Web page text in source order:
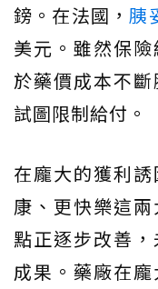
鎊。在法國， 胰
美元。雖然保
於藥價成本不
試圖限制給付。
在龐大的獲利
康、更快樂這
點正逐步改善
成果。藥廠在